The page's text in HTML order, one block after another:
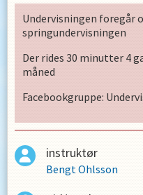
Undervisningen foregår
springundervisningen
Der rides 30 minutter 4
måned
Facebookgruppe:
instruktør
Bengt Ohlsson